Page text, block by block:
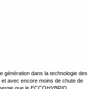
génération dans la technologie des
avec encore moins de chute de